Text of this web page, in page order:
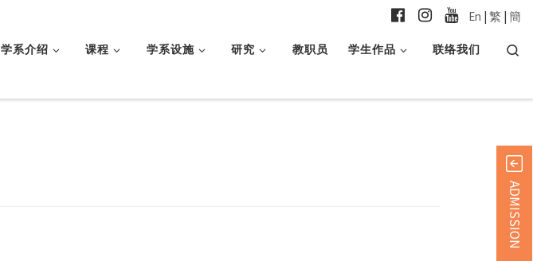
学系介绍 课程 学系设施 研究 教职员 学生作品 联络我们
En | 繁 | 簡
ADMISSION